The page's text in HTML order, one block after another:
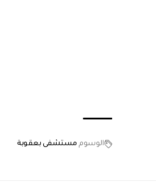
الوسوم مستشفى بعقوبة